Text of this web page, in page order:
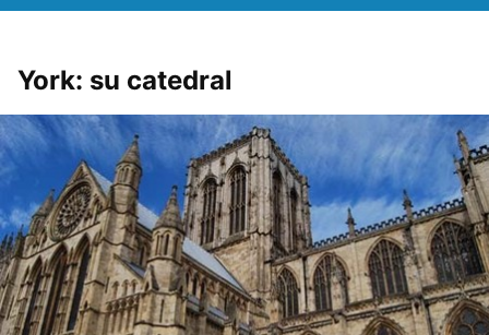
York: su catedral